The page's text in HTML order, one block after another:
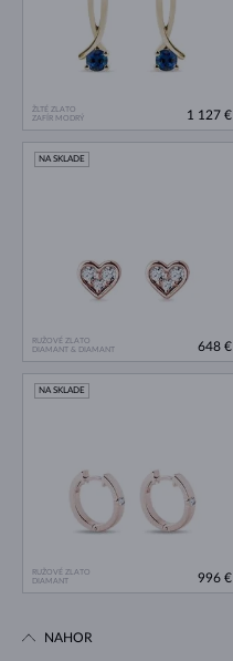
ŽLTÉ ZLATO
ZAFÍR MODRÝ
1 127 €
RUŽOVÉ ZLATO
DIAMANT & DIAMANT
NA SKLADE
648 €
RUŽOVÉ ZLATO
DIAMANT
NA SKLADE
996 €
NAHOR